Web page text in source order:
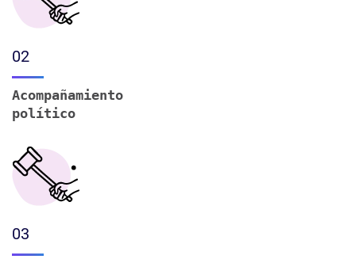
02
Acompañamiento
político
03